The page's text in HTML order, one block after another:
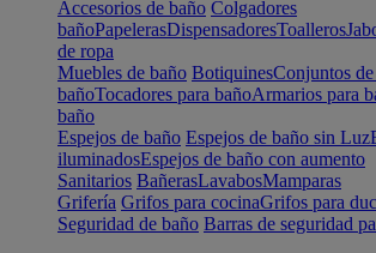
Accesorios de baño Colgadores
bañoPapelerasDispensadoresToalleros
de ropa
Muebles de baño BotiquinesConjuntos
bañoTocadores para bañoArmarios para
baño
Espejos de baño Espejos de baño sin Luz
iluminadosEspejos de baño con aumento
Sanitarios BañerasLavabosMamparas
Grifería Grifos para cocinaGrifos para
Seguridad de baño Barras de seguridad